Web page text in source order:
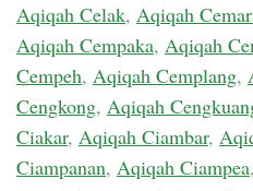
Aqiqah Celak, Aqiqah
Aqiqah Cempaka, Aqiqah
Cempeh, Aqiqah Cemplang,
Cengkong, Aqiqah
Ciakar, Aqiqah Ciambar,
Ciampanan, Aqiqah Ciampea,